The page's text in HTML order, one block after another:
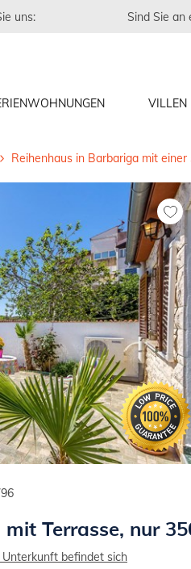
uns: Sind Sie an
VILLEN
Reihenhaus in Barbariga mit
Terrasse, nur
Unterkunft befindet sich